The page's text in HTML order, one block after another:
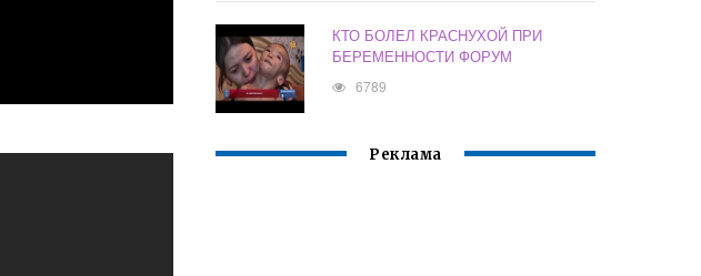
КТО БОЛЕЛ КРАСНУХОЙ ПРИ
БЕРЕМЕННОСТИ ФОРУМ
6789
Реклама